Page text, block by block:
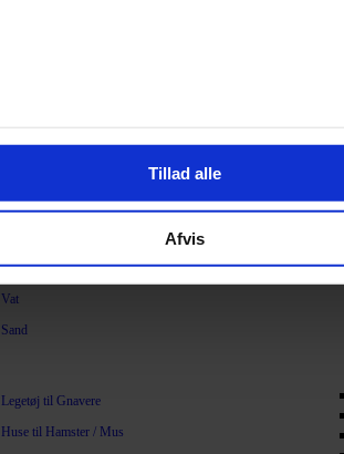
Tillad alle
Afvis
Savsmuld
Bommuld
Træpiller
Vat
Sand
Legetøj til Gnavere
Huse til Hamster / Mus